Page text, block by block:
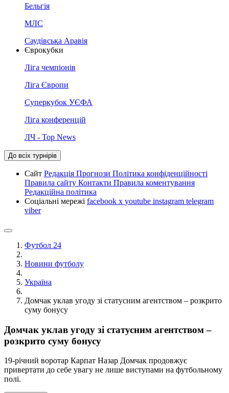
Бельгія
МЛС
Саудівська Аравія
Єврокубки
Ліга чемпіонів
Ліга Європи
Суперкубок УЄФА
Ліга конференцій
ЛЧ - Top News
До всіх турнірів
Сайт Редакція Прогнози Політика конфіденційності
Правила сайту Контакти Правила коментування
Редакційна політика
Соціальні мережі facebook x youtube instagram telegram
viber
Футбол 24
Новини футболу
Україна
Домчак уклав угоду зі статусним агентством – розкрито
суму бонусу
Домчак уклав угоду зі статусним агентством –
розкрито суму бонусу
19-річний воротар Карпат Назар Домчак продовжує
привертати до себе увагу не лише виступами на футбольному
полі.